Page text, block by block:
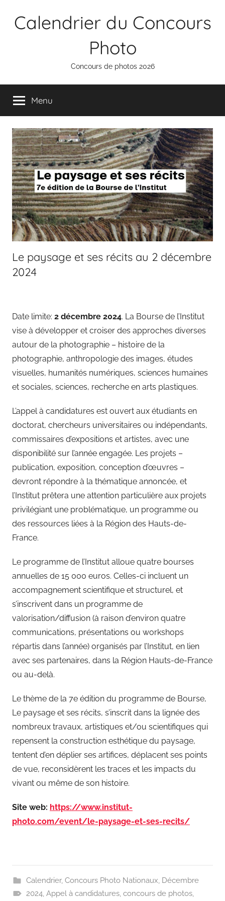
Calendrier du Concours
Photo
Concours de photos 2026
Menu
Le paysage et ses récits au 2 décembre
2024
Date limite: 2 décembre 2024. La Bourse de l’Institut
vise à développer et croiser des approches diverses
autour de la photographie – histoire de la
photographie, anthropologie des images, études
visuelles, humanités numériques, sciences humaines
et sociales, sciences, recherche en arts plastiques.
L’appel à candidatures est ouvert aux étudiants en
doctorat, chercheurs universitaires ou indépendants,
commissaires d’expositions et artistes, avec une
disponibilité sur l’année engagée. Les projets –
publication, exposition, conception d’œuvres –
devront répondre à la thématique annoncée, et
l’Institut prêtera une attention particulière aux projets
privilégiant une problématique, un programme ou
des ressources liées à la Région des Hauts-de-
France.
Le programme de l’Institut alloue quatre bourses
annuelles de 15 000 euros. Celles-ci incluent un
accompagnement scientifique et structurel, et
s’inscrivent dans un programme de
valorisation/diffusion (à raison d’environ quatre
communications, présentations ou workshops
répartis dans l’année) organisés par l’Institut, en lien
avec ses partenaires, dans la Région Hauts-de-France
ou au-delà.
Le thème de la 7e édition du programme de Bourse,
Le paysage et ses récits, s’inscrit dans la lignée des
nombreux travaux, artistiques et/ou scientifiques qui
repensent la construction esthétique du paysage,
tentent d’en déplier ses artifices, déplacent ses points
de vue, reconsidèrent les traces et les impacts du
vivant ou même de son histoire.
Site web: https://www.institut-
photo.com/event/le-paysage-et-ses-recits/
Calendrier, Concours Photo Nationaux, Décembre
2024, Appel à candidatures, concours de photos,